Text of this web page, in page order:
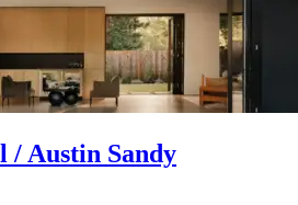
/ Austin Sandy